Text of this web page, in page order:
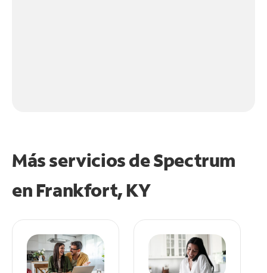
Más servicios de Spectrum
en Frankfort, KY